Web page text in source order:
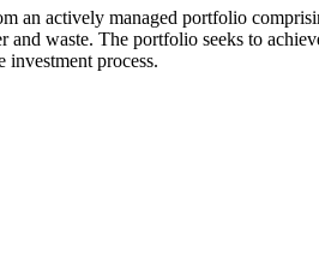
an actively managed portfolio
and waste. The portfolio seeks to
process.